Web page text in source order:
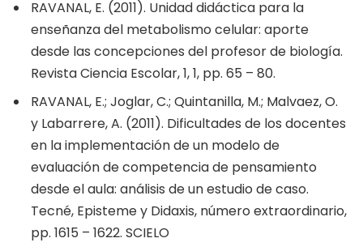
RAVANAL, E. (2011). Unidad didáctica para la
enseñanza del metabolismo celular: aporte
desde las concepciones del profesor de biología.
Revista Ciencia Escolar, 1, 1, pp. 65 – 80.
RAVANAL, E.; Joglar, C.; Quintanilla, M.; Malvaez, O.
y Labarrere, A. (2011). Dificultades de los docentes
en la implementación de un modelo de
evaluación de competencia de pensamiento
desde el aula: análisis de un estudio de caso.
Tecné, Episteme y Didaxis, número extraordinario,
pp. 1615 – 1622. SCIELO